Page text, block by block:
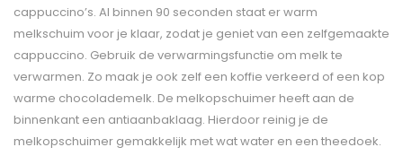
cappuccino’s. Al binnen 90 seconden staat er warm
melkschuim voor je klaar, zodat je geniet van een zelfgemaakte
cappuccino. Gebruik de verwarmingsfunctie om melk te
verwarmen. Zo maak je ook zelf een koffie verkeerd of een kop
warme chocolademelk. De melkopschuimer heeft aan de
binnenkant een antiaanbaklaag. Hierdoor reinig je de
melkopschuimer gemakkelijk met wat water en een theedoek.